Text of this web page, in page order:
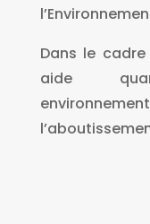
Dans le
aide